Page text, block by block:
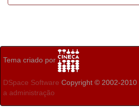
Tema criado por
DSpace Software Copyright © 2002-2010
a administração